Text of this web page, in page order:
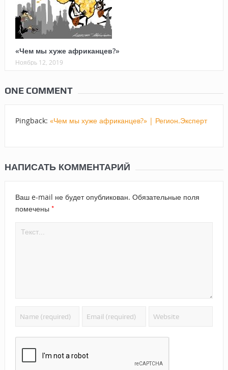
«Чем мы хуже африканцев?»
Ноябрь 12, 2019
ONE COMMENT
Pingback: «Чем мы хуже африканцев?» | Регион.Эксперт
НАПИСАТЬ КОММЕНТАРИЙ
Ваш e-mail не будет опубликован. Обязательные поля
помечены *